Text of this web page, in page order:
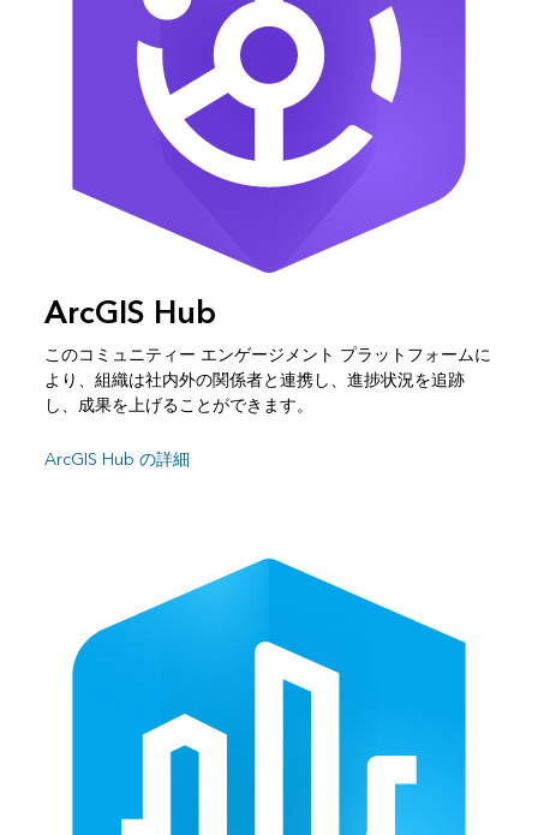
ArcGIS Hub
このコミュニティー エンゲージメント プラットフォームに
より、組織は社内外の関係者と連携し、進捗状況を追跡
し、成果を上げることができます。
ArcGIS Hub の詳細